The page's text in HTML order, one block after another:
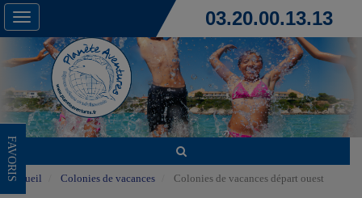
Toggle
navigation
03.20.00.13.13
FAVORIS
Accueil Colonies de vacances Colonies de vacances départ ouest